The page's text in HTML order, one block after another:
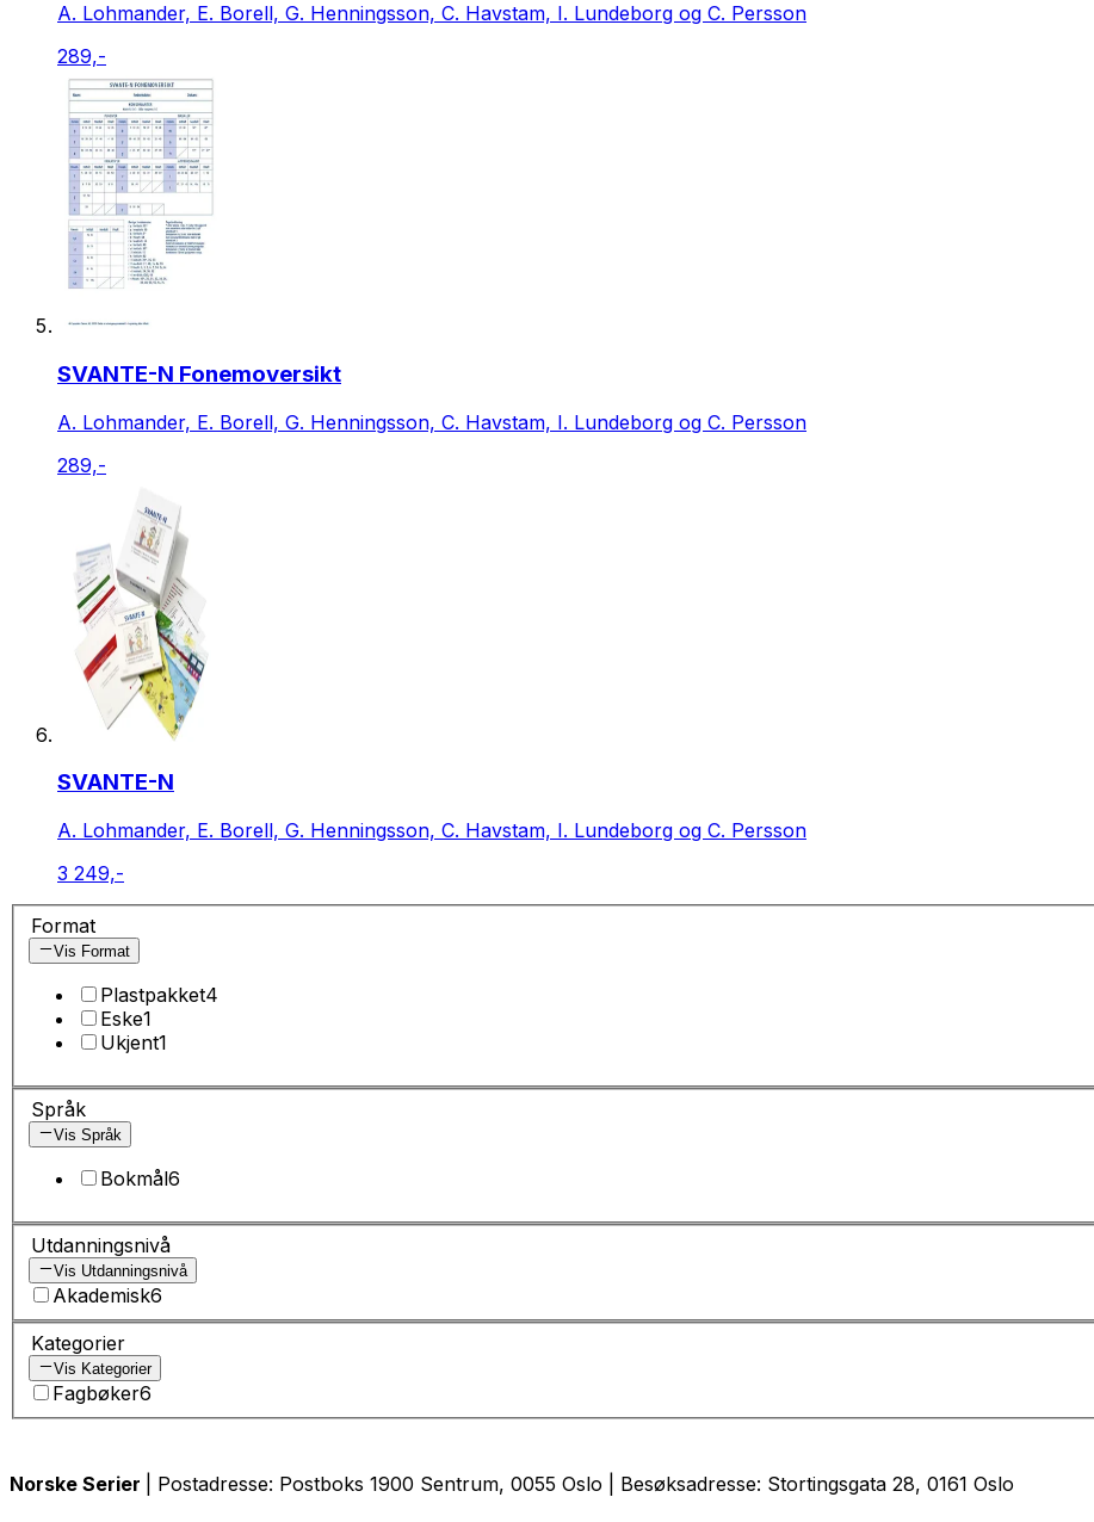
A. Lohmander, E. Borell, G. Henningsson, C. Havstam, I. Lundeborg og C. Persson
289,-
SVANTE-N Fonemoversikt
A. Lohmander, E. Borell, G. Henningsson, C. Havstam, I. Lundeborg og C. Persson
289,-
SVANTE-N
A. Lohmander, E. Borell, G. Henningsson, C. Havstam, I. Lundeborg og C. Persson
3 249,-
Format
Vis Format
Plastpakket4
Eske1
Ukjent1
Språk
Vis Språk
Bokmål6
Utdanningsnivå
Vis Utdanningsnivå
Akademisk6
Kategorier
Vis Kategorier
Fagbøker6
Norske Serier | Postadresse: Postboks 1900 Sentrum, 0055 Oslo | Besøksadresse: Stortingsgata 28, 0161 Oslo